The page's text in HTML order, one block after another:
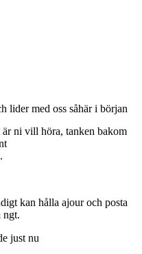
lider med oss såhär i början
är ni vill höra, tanken bakom
kan hålla ajour och posta
ngt.
just nu